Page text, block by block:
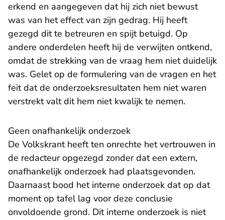
erkend en aangegeven dat hij zich niet bewust
was van het effect van zijn gedrag. Hij heeft
gezegd dit te betreuren en spijt betuigd. Op
andere onderdelen heeft hij de verwijten ontkend,
omdat de strekking van de vraag hem niet duidelijk
was. Gelet op de formulering van de vragen en het
feit dat de onderzoeksresultaten hem niet waren
verstrekt valt dit hem niet kwalijk te nemen.
Geen onafhankelijk onderzoek
De Volkskrant heeft ten onrechte het vertrouwen in
de redacteur opgezegd zonder dat een extern,
onafhankelijk onderzoek had plaatsgevonden.
Daarnaast bood het interne onderzoek dat op dat
moment op tafel lag voor deze conclusie
onvoldoende grond. Dit interne onderzoek is niet